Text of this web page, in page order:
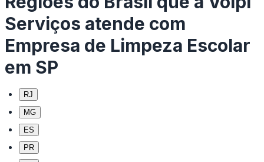
Serviços atende com
Empresa de Limpeza Escolar
em SP
RJ
MG
ES
PR